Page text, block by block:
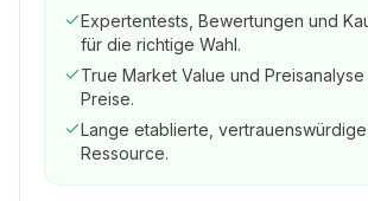
Expertentests, Bewertungen und
für die richtige Wahl.
True Market Value und
Preise.
Lange etablierte,
Ressource.